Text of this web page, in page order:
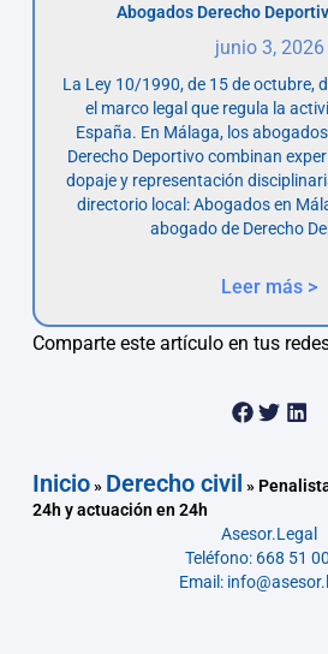
Abogados Derecho
junio 3, 2026
La Ley 10/1990, de 15 de octubre,
el marco legal que regula la
España. En Málaga, los
Derecho Deportivo combinan
dopaje y representación
directorio local: Abogados en
abogado de Derecho
Leer más >
Comparte este artículo en tus
Inicio» Derecho civil »
24h y actuación en 24h
Asesor.Legal
Teléfono: 668 51
Email: